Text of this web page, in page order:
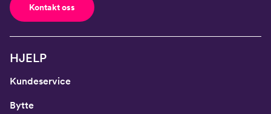
Kontakt oss
HJELP
Kundeservice
Bytte